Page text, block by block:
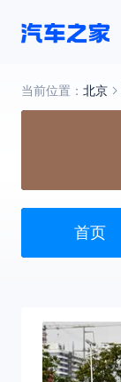
当前位置： 北京
首页